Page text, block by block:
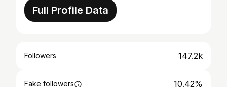
Full Profile Data
Followers 147.2k
Fake followers 10.42%